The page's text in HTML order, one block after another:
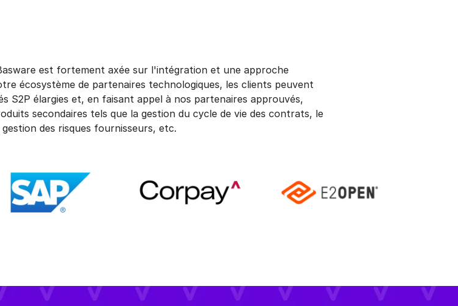
est fortement axée sur l'intégration et une approche
écosystème de partenaires technologiques, les clients peuvent
S2P élargies et, en faisant appel à nos partenaires approuvés,
secondaires tels que la gestion du cycle de vie des contrats, le
des risques fournisseurs, etc.